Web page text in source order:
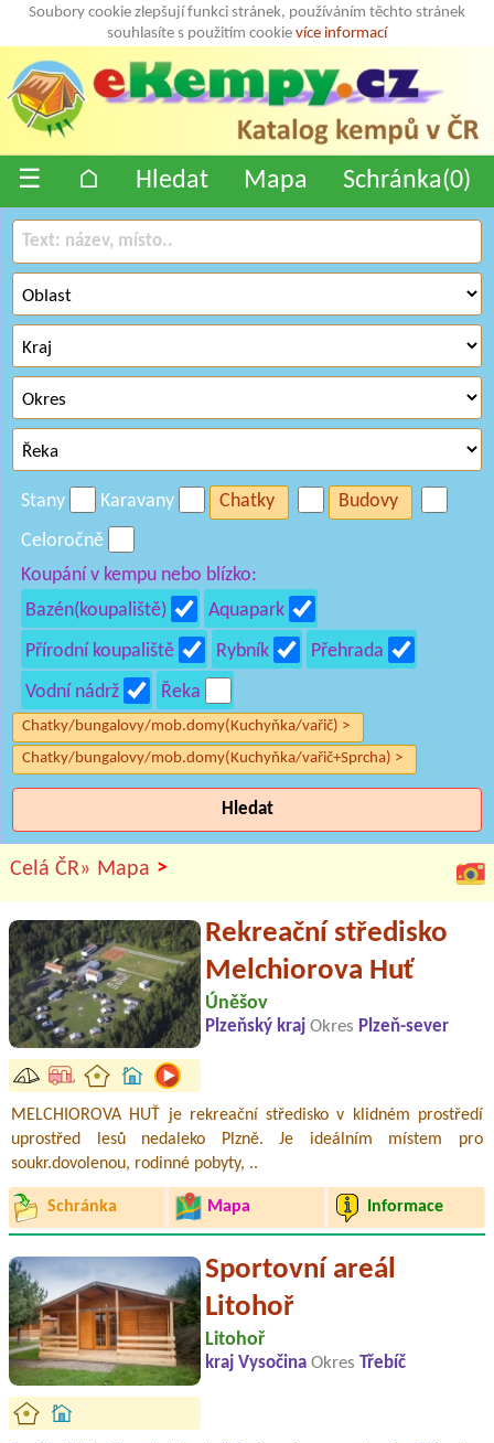
Soubory cookie zlepšují funkci stránek, používáním těchto stránek
souhlasíte s použitím cookie více informací
☰ ⌂ Hledat Mapa Schránka(0)
Stany Karavany Chatky
Budovy
Celoročně
Koupání v kempu nebo blízko:
Bazén(koupaliště)
Aquapark
Přírodní koupaliště
Rybník
Přehrada
Vodní nádrž
Řeka
Chatky/bungalovy/mob.domy(Kuchyňka/vařič) >
Chatky/bungalovy/mob.domy(Kuchyňka/vařič+Sprcha) >
Hledat
Celá ČR» Mapa >
Rekreační středisko
Melchiorova Huť
Úněšov
Plzeňský kraj Okres Plzeň-sever
MELCHIOROVA HUŤ je rekreační středisko v klidném prostředí
uprostřed lesů nedaleko Plzně. Je ideálním místem pro
soukr.dovolenou, rodinné pobyty, ..
Schránka Mapa Informace
Sportovní areál
Litohoř
Litohoř
kraj Vysočina Okres Třebíč